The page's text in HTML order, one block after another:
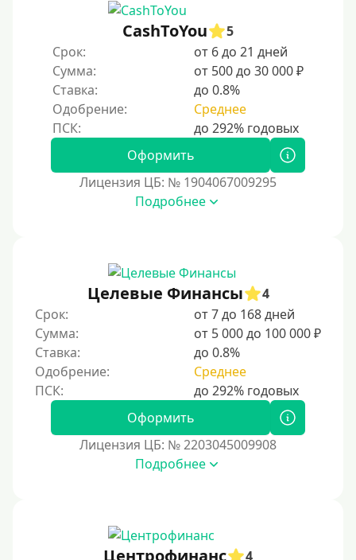
7000 руб
8000 руб
9000 руб
10000 руб
15000 руб
30000 руб на год
35000 руб
40000 руб
50000 руб
60000 руб
80000 руб
CashToYou
5
Срок:
от 6 до 21 дней
Сумма:
от 500 до 30 000 ₽
Ставка:
до 0.8%
Одобрение:
Среднее
Оформить
Лицензия ЦБ: № 1904067009295
Подробнее
Целевые Финансы
4
Срок:
от 7 до 168 дней
Сумма:
от 5 000 до 100 000 ₽
Ставка:
до 0.8%
Одобрение:
Среднее
Оформить
Лицензия ЦБ: № 2203045009908
Подробнее
Центрофинанс
4